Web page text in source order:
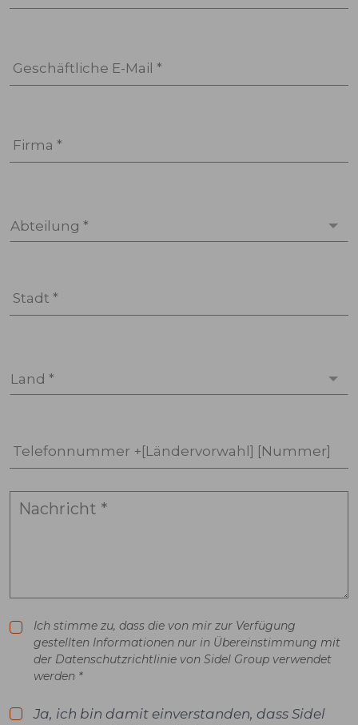
Geschäftliche E-Mail *
Firma *
Abteilung *
Stadt *
Land *
Telefonnummer +[Ländervorwahl] [Nummer]
Ich stimme zu, dass die von mir zur Verfügung
gestellten Informationen nur in Übereinstimmung mit
der Datenschutzrichtlinie von Sidel Group verwendet
werden *
Ja, ich bin damit einverstanden, dass Sidel